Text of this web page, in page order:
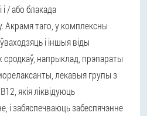
/ або блакада
Акрамя таго, у комплексны
і іншыя віды
напрыклад, прэпараты
лекавыя групы з
якія ліквідуюць
і забяспечваюць забеспячэнне